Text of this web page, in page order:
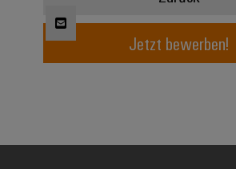
Windenergie
Effizienter
Assemblierungsservice
Modifizierte
Jetzt bewerben!